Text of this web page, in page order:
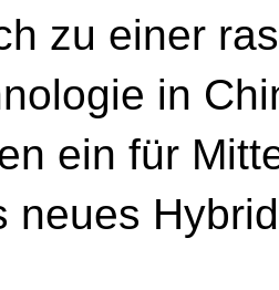
zu einer
in
ein für
neues